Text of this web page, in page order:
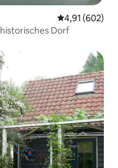
4,91 (602)
Komfortables Haus in Asperen - historisches Dorf